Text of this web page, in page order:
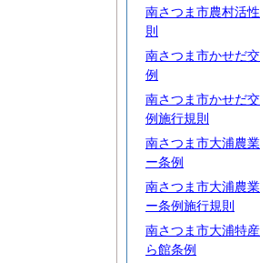
南さつま市農村活
則
南さつま市かせだ
例
南さつま市かせだ
例施行規則
南さつま市大浦農
ー条例
南さつま市大浦農
ー条例施行規則
南さつま市大浦特
ら館条例